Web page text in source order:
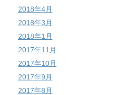
2018年4月
2018年3月
2018年1月
2017年11月
2017年10月
2017年9月
2017年8月